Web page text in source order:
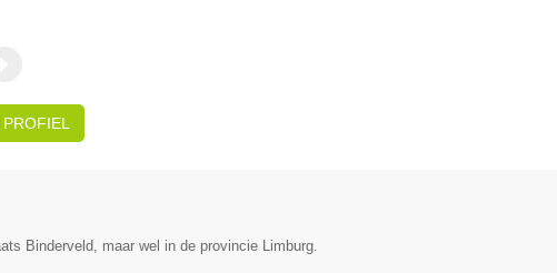
Binderveld, maar wel in de provincie Limburg.